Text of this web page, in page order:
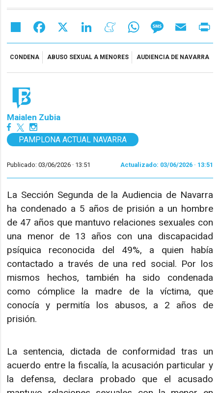
Share Facebook LinkedIn MeneameWhatsAppMessageEmail
CONDENA ABUSO SEXUAL A MENORES AUDIENCIA DE NAVARRA
Maialen Zubia
PAMPLONA ACTUAL NAVARRA
Publicado: 03/06/2026 · 13:51 Actualizado: 03/06/2026 · 13:51
La Sección Segunda de la Audiencia de Navarra
ha condenado a 5 años de prisión a un hombre
de 47 años que mantuvo relaciones sexuales con
una menor de 13 años con una discapacidad
psíquica reconocida del 49%, a quien había
contactado a través de una red social. Por los
mismos hechos, también ha sido condenada
como cómplice la madre de la víctima, que
conocía y permitía los abusos, a 2 años de
prisión.
La sentencia, dictada de conformidad tras un
acuerdo entre la fiscalía, la acusación particular y
la defensa, declara probado que el acusado